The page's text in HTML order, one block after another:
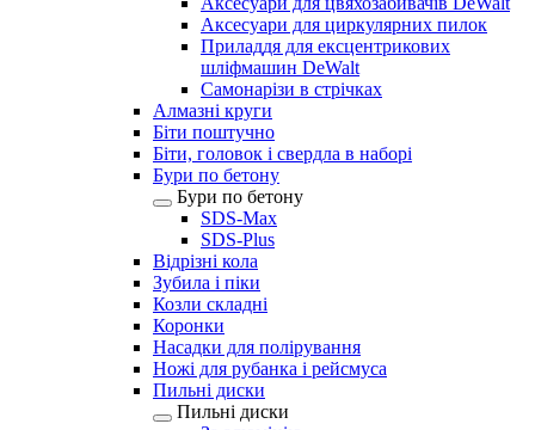
Аксесуари для циркулярних пилок
Приладдя для ексцентрикових
шліфмашин DeWalt
Самонарізи в стрічках
Алмазні круги
Біти поштучно
Біти, головок і свердла в наборі
Бури по бетону
Бури по бетону
SDS-Max
SDS-Plus
Відрізні кола
Зубила і піки
Козли складні
Коронки
Насадки для полірування
Ножі для рубанка і рейсмуса
Пильні диски
Пильні диски